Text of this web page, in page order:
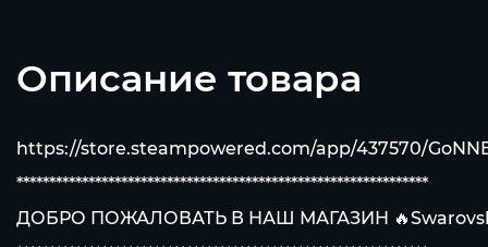
Описание товара
https://store.steampowered.com/app/437570/
***************************************************************
ДОБРО ПОЖАЛОВАТЬ В НАШ МАГАЗИН